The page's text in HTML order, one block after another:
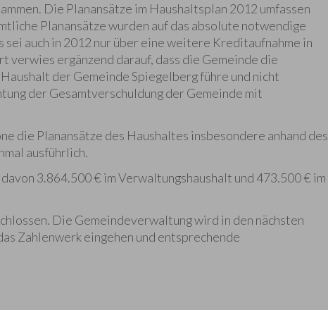
Die Planansätze im Haushaltsplan 2012 umfassen
Planansätze wurden auf das absolute notwendige
auch in 2012 nur über eine weitere Kreditaufnahme in
verwies ergänzend darauf, dass die Gemeinde die
der Gemeinde Spiegelberg führe und nicht
der Gesamtverschuldung der Gemeinde mit
die Planansätze des Haushaltes insbesondere anhand des
ausführlich.
3.864.500 € im Verwaltungshaushalt und 473.500 € im
Die Gemeindeverwaltung wird in den nächsten
Zahlenwerk eingehen und entsprechende